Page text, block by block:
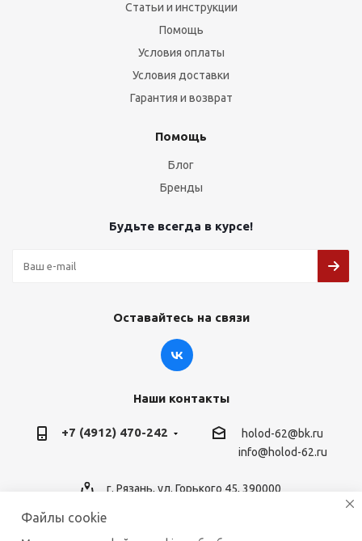
Статьи и инструкции
Помощь
Условия оплаты
Условия доставки
Гарантия и возврат
Помощь
Блог
Бренды
Будьте всегда в курсе!
Оставайтесь на связи
Наши контакты
+7 (4912) 470-242
holod-62@bk.ru
info@holod-62.ru
г. Рязань, ул. Горького 45, 390000
Файлы cookie